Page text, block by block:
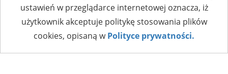
ustawień w przeglądarce internetowej oznacza, iż
użytkownik akceptuje politykę stosowania plików
cookies, opisaną wPolityce prywatności.